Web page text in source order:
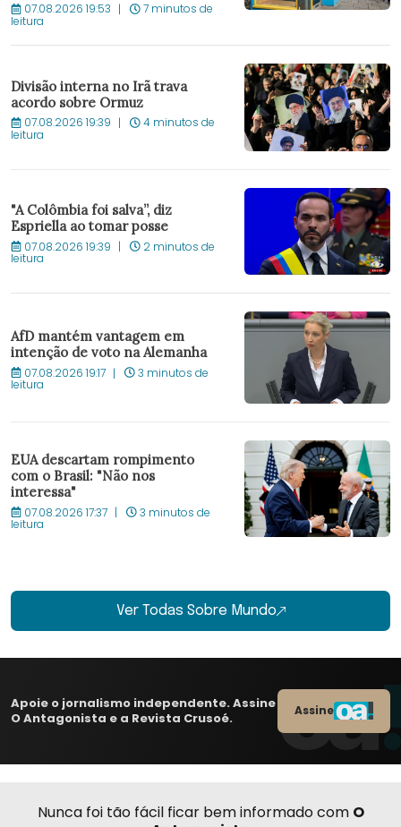
07.08.2026 19:53 7 minutos de
leitura
Divisão interna no Irã trava
acordo sobre Ormuz
07.08.2026 19:39 4 minutos de
leitura
"A Colômbia foi salva”, diz
Espriella ao tomar posse
07.08.2026 19:39 2 minutos de
leitura
AfD mantém vantagem em
intenção de voto na Alemanha
07.08.2026 19:17 3 minutos de
leitura
EUA descartam rompimento
com o Brasil: "Não nos
interessa"
07.08.2026 17:37 3 minutos de
leitura
Ver Todas Sobre Mundo
Apoie o jornalismo independente. Assine
O Antagonista e a Revista Crusoé.
Assine
Nunca foi tão fácil ficar bem informado com O